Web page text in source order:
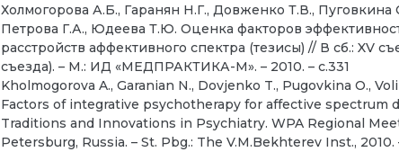
Холмогорова А.Б., Гаранян Н.Г., Довженко Т.В.,
Петрова Г.А., Юдеева Т.Ю. Оценка факторов
расстройств аффективного спектра (тезисы) // В сб.: XV
съезда). – М.: ИД «МЕДПРАКТИКА-М». – 2010. – с.331
Kholmogorova A., Garanian N., Dovjenko T., Pugovkina O.,
Factors of integrative psychotherapy for affective spectrum
Traditions and Innovations in Psychiatry. WPA Regional
Petersburg, Russia. – St. Pbg.: The V.M.Bekhterev Inst., 2010.